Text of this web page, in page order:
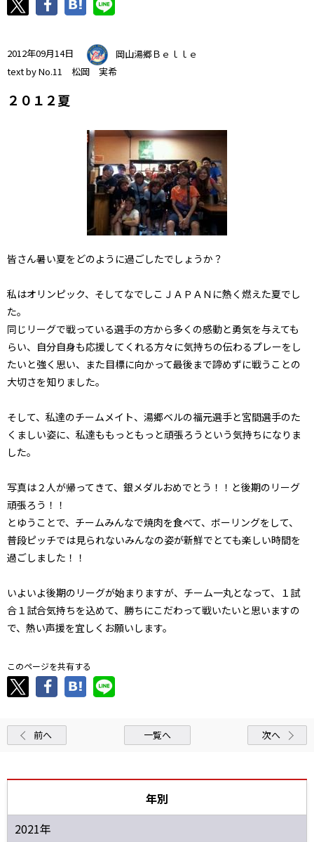
2012年09月14日
岡山湯郷Ｂｅｌｌｅ
text by No.11 松岡 実希
２０１２夏
皆さん暑い夏をどのように過ごしたでしょうか？
私はオリンピック、そしてなでしこＪＡＰＡＮに熱く燃えた夏でし
た。
同じリーグで戦っている選手の方から多くの感動と勇気を与えても
らい、自分自身も応援してくれる方々に気持ちの伝わるプレーをし
たいと強く思い、また目標に向かって最後まで諦めずに戦うことの
大切さを知りました。
そして、私達のチームメイト、湯郷ベルの福元選手と宮間選手のた
くましい姿に、私達ももっともっと頑張ろうという気持ちになりま
した。
写真は２人が帰ってきて、銀メダルおめでとう！！と後期のリーグ
頑張ろう！！
とゆうことで、チームみんなで焼肉を食べて、ボーリングをして、
普段ピッチでは見られないみんなの姿が新鮮でとても楽しい時間を
過ごしました！！
いよいよ後期のリーグが始まりますが、チーム一丸となって、１試
合１試合気持ちを込めて、勝ちにこだわって戦いたいと思いますの
で、熱い声援を宜しくお願いします。
このページを共有する
前へ 一覧へ 次へ
年別
2021年